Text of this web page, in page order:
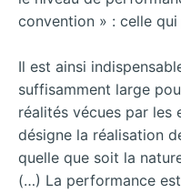
convention » : celle
Il est ainsi
suffisamment large
réalités vécues par les
désigne la réalisation
quelle que soit la
(…) La performance